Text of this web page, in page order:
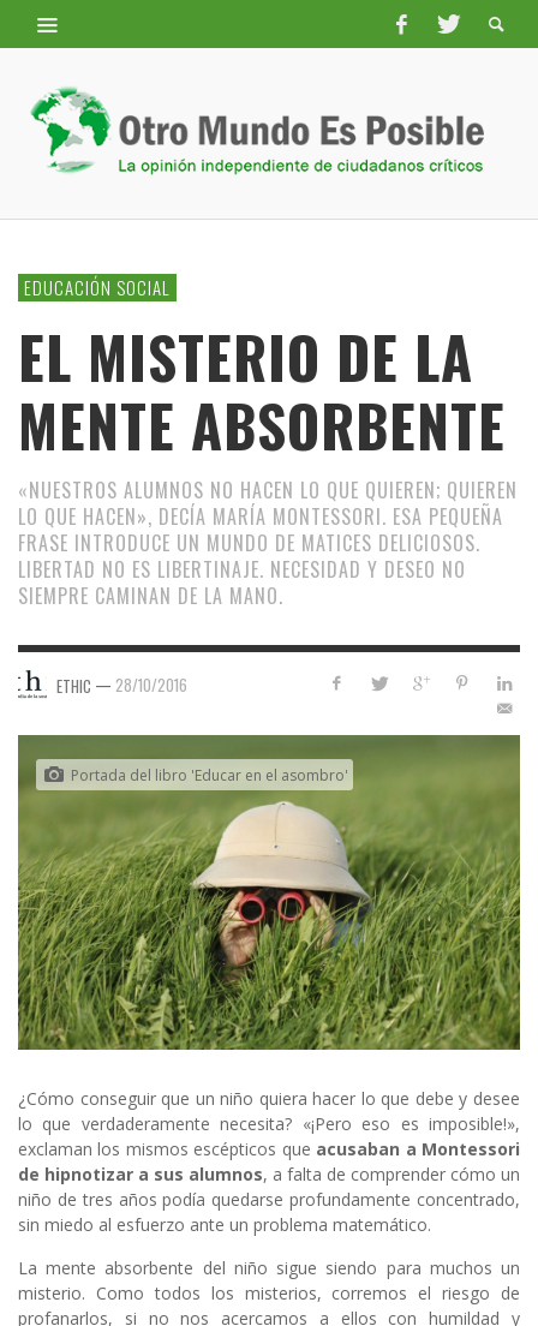
EDUCACIÓN SOCIAL
EL MISTERIO DE LA
MENTE ABSORBENTE
«NUESTROS ALUMNOS NO HACEN LO QUE QUIEREN; QUIEREN
LO QUE HACEN», DECÍA MARÍA MONTESSORI. ESA PEQUEÑA
FRASE INTRODUCE UN MUNDO DE MATICES DELICIOSOS.
LIBERTAD NO ES LIBERTINAJE. NECESIDAD Y DESEO NO
SIEMPRE CAMINAN DE LA MANO.
ETHIC — 28/10/2016
Portada del libro 'Educar en el asombro'
¿Cómo conseguir que un niño quiera hacer lo que debe y desee
lo que verdaderamente necesita? «¡Pero eso es imposible!»,
exclaman los mismos escépticos que acusaban a Montessori
de hipnotizar a sus alumnos, a falta de comprender cómo un
niño de tres años podía quedarse profundamente concentrado,
sin miedo al esfuerzo ante un problema matemático.
La mente absorbente del niño sigue siendo para muchos un
misterio. Como todos los misterios, corremos el riesgo de
profanarlos, si no nos acercamos a ellos con humildad y